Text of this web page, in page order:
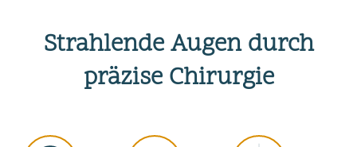
Strahlende Augen durch
präzise Chirurgie